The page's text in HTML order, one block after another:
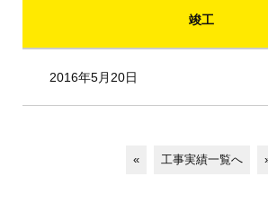
竣工
2016年5月20日
« 工事実績一覧へ